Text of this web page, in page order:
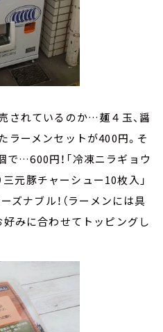
されているのか…麺４玉、醤
ラーメンセットが400円。そ
で…600円！「冷凍ニラギョウ
元豚チャーシュー10枚入」
ズナブル！（ラーメンには具
好みに合わせてトッピングし